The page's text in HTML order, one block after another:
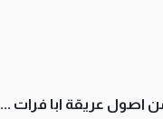
اصول عريقة ابا فرات ...